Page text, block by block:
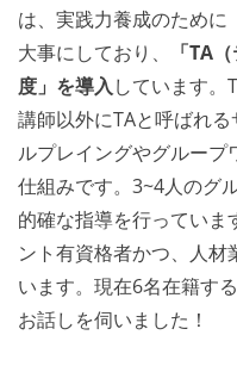
は、実践力養成のために
大事にしており、
「TA
度」を導入しています。
講師以外にTAと呼ばれ
ルプレイングやグループ
仕組みです。3~4人のグ
的確な指導を行っていま
ント有資格者かつ、人
います。現在6名在籍す
お話しを伺いました！